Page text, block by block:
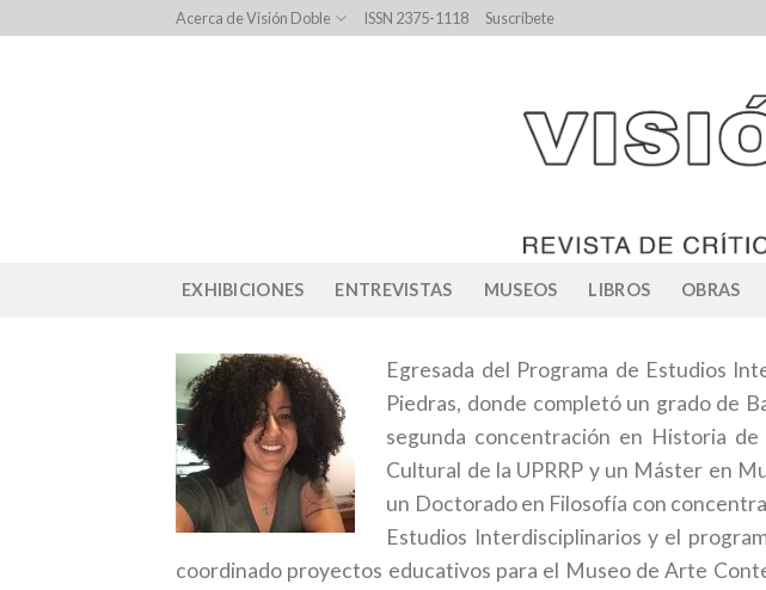
to
Acerca de Visión Doble ISSN 2375-1118 Suscríbete
EXHIBICIONES ENTREVISTAS MUSEOS LIBROS OBRAS
Egresada del Programa de Estudios
Piedras, donde completó un grado de
segunda concentración en Historia
Cultural de la UPRRP y un Máster en
un Doctorado en Filosofía con
Estudios Interdisciplinarios y el
coordinado proyectos educativos para el Museo de Arte